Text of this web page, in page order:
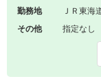
勤務地
ＪＲ東海
その他
指定なし